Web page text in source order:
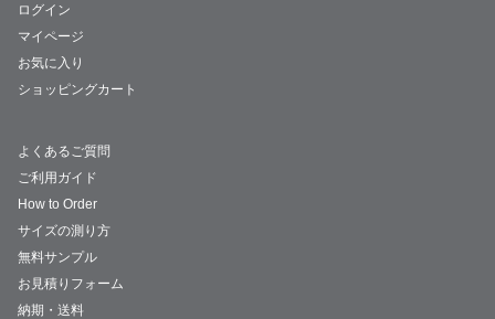
ログイン
マイページ
お気に入り
ショッピングカート
よくあるご質問
ご利用ガイド
How to Order
サイズの測り方
無料サンプル
お見積りフォーム
納期・送料